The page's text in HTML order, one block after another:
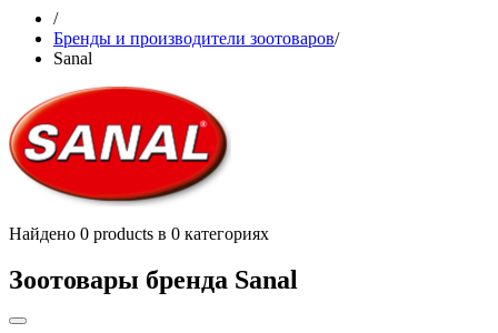
/
Бренды и производители зоотоваров/
Sanal
Найдено 0 products в 0 категориях
Зоотовары бренда Sanal